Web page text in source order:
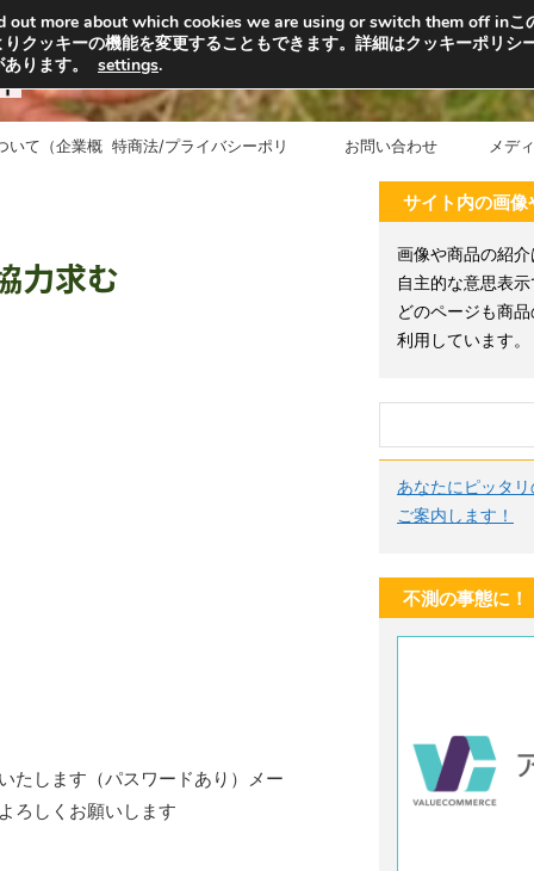
いて（企業概 特商法/プライバシーポリ お問い合わせ メデ
力求む
たします（パスワードあり）メー
ろしくお願いします
サイト内の画像
画像や商品の紹
自主的な意思表示
どのページも商
利用しています。
あなたにピッタ
ご案内します！
不測の事態に！
more about which cookies we are using or switch them off inこ
クッキーの機能を変更することもできます。詳細はクッキーポリシ
ります。 settings.